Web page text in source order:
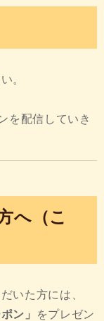
。
を配信していき
へ（こ
いた方には、
ン」
をプレゼン